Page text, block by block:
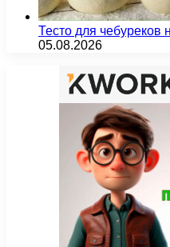
Тесто для чебуреков
05.08.2026